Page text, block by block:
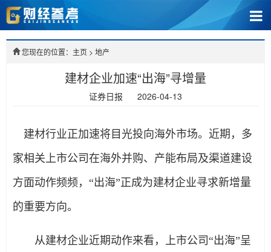
您现在的位置：主页 > 地产
建材企业加速“出海”寻增量
证券日报 2026-04-13
建材行业正加速将目光投向海外市场。近期，多
家相关上市公司在海外并购、产能布局及渠道建设
方面动作频频，“出海”正成为建材企业寻求新增量
的重要方向。
从建材企业近期动作来看，上市公司“出海”呈